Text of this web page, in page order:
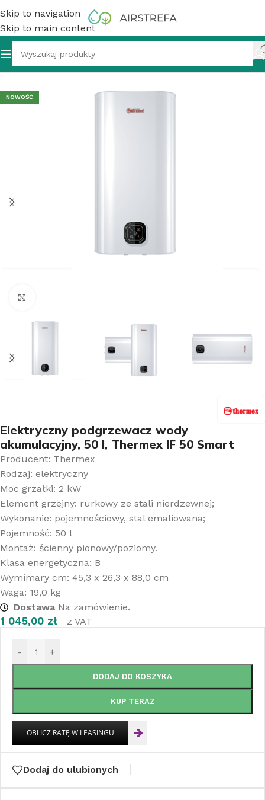
Skip to navigation
Skip to main content
wody akumulacyjny, 50 l, Thermex IF 50 Smart
NOWOŚĆ
Elektryczny podgrzewacz wody
akumulacyjny, 50 l, Thermex IF 50 Smart
Producent: Thermex
Rodzaj: elektryczny
Moc grzałki: 2 kW
Element grzejny: rurkowy ze stali nierdzewnej;
Wykonanie: pojemnościowy, stal emaliowana;
Pojemność: 50 l
Montaż: ścienny pionowy/poziomy.
Klasa energetyczna: B
Wymimary cm: 45,3 x 26,3 x 88,0 cm
Waga: 19,0 kg
DostawaNa zamówienie.
1 045,00 zł z VAT
- +
DODAJ DO KOSZYKA
KUP TERAZ
Dodaj do ulubionych